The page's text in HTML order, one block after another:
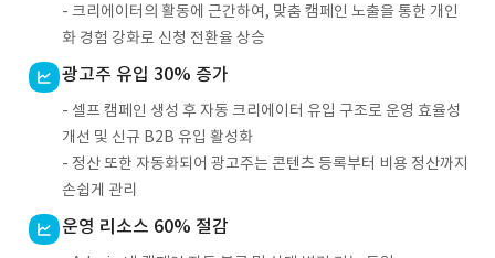
- 크리에이터의 활동에 근간하여, 맞춤 캠페인 노출을 통한 개인
화 경험 강화로 신청 전환율 상승
광고주 유입 30% 증가
- 셀프 캠페인 생성 후 자동 크리에이터 유입 구조로 운영 효율성
개선 및 신규 B2B 유입 활성화
- 정산 또한 자동화되어 광고주는 콘텐츠 등록부터 비용 정산까지
손쉽게 관리
운영 리소스 60% 절감